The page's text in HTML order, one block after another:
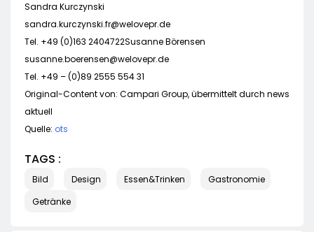
Sandra Kurczynski
sandra.kurczynski.fr@welovepr.de
Tel. +49 (0)163 2404722Susanne Börensen
susanne.boerensen@welovepr.de
Tel. +49 – (0)89 2555 554 31
Original-Content von: Campari Group, übermittelt durch news
aktuell
Quelle: ots
TAGS :
Bild Design Essen&Trinken
Gastronomie
Getränke